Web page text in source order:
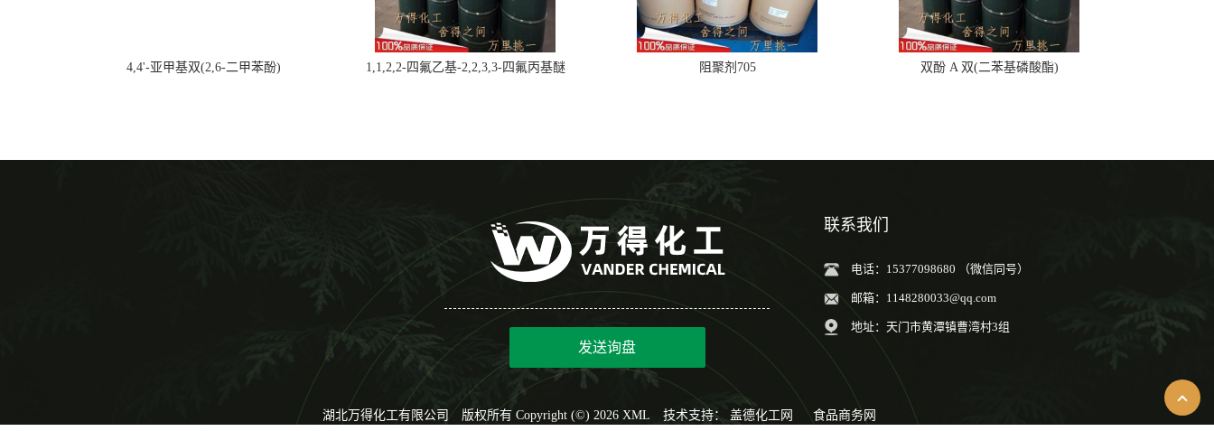
4,4'-亚甲基双(2,6-二甲苯酚) 1,1,2,2-四氟乙基-2,2,3,3-四氟丙基醚 阻聚剂705 双酚 A 双(二苯基磷酸酯)
发送询盘
联系我们
电话：15377098680 （微信同号）
邮箱： 1148280033@qq.com
地址：天门市黄潭镇曹湾村3组
湖北万得化工有限公司 版权所有 Copyright (©) 2026 XML 技术支持： 盖德化工网 食品商务网